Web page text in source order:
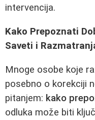
intervencija.
Kako Prepoznati
Saveti i
Mnoge osobe koje
posebno o korekciji
pitanjem: kako
odluka može biti